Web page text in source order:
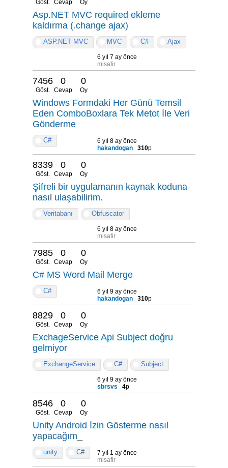
Göst. Cevap Oy
Asp.NET MVC required ekleme
kaldırma (.change ajax)
ASP.NET MVC MVC C# Ajax
6 yıl 7 ay önce
misafir
7456
Göst.
0
Cevap
0
Oy
Windows Formdaki Her Günü Temsil
Eden ComboBoxlara Tek Metot İle Veri
Gönderme
C#
6 yıl 8 ay önce
hakandogan
310p
8339
Göst.
0
Cevap
0
Oy
Şifreli bir uygulamanın kaynak koduna
nasıl ulaşabilirim.
Veritabanı Obfuscator
6 yıl 8 ay önce
misafir
7985
Göst.
0
Cevap
0
Oy
C# MS Word Mail Merge
C#
6 yıl 9 ay önce
hakandogan
310p
8829
Göst.
0
Cevap
0
Oy
ExchageService Api Subject doğru
gelmiyor
ExchangeService C# Subject
6 yıl 9 ay önce
sbrsvs
4p
8546
Göst.
0
Cevap
0
Oy
Unity Android İzin Gösterme nasıl
yapacağım_
unity C#
7 yıl 1 ay önce
misafir